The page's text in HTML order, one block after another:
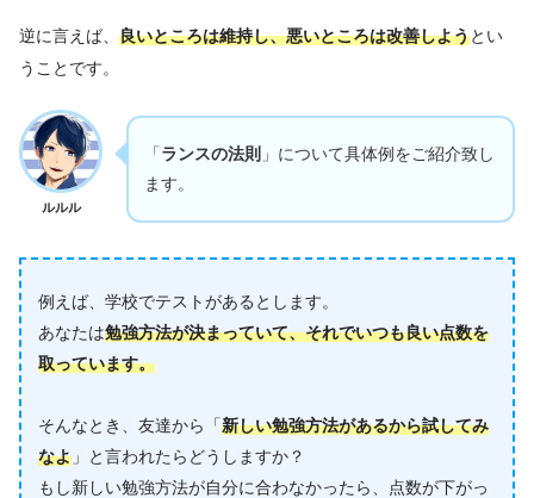
逆に言えば、 良いところは維持し、悪いところは改善しようとい
うことです。
ルルル
「 ランスの法則 」について具体例をご紹介致し
ます。
例えば、学校でテストがあるとします。
あなたは勉強方法が決まっていて、それでいつも良い点数を
取っています。
そんなとき、友達から「新しい勉強方法があるから試してみ
なよ 」と言われたらどうしますか？
もし新しい勉強方法が自分に合わなかったら、点数が下がっ